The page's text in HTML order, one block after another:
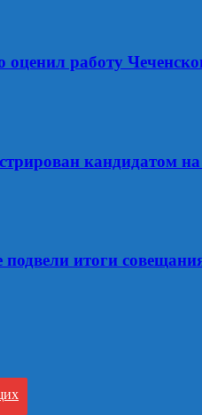
оценил работу
кандидатом
итоги